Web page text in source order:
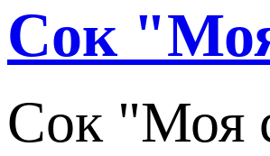
Сок
Сок "Моя